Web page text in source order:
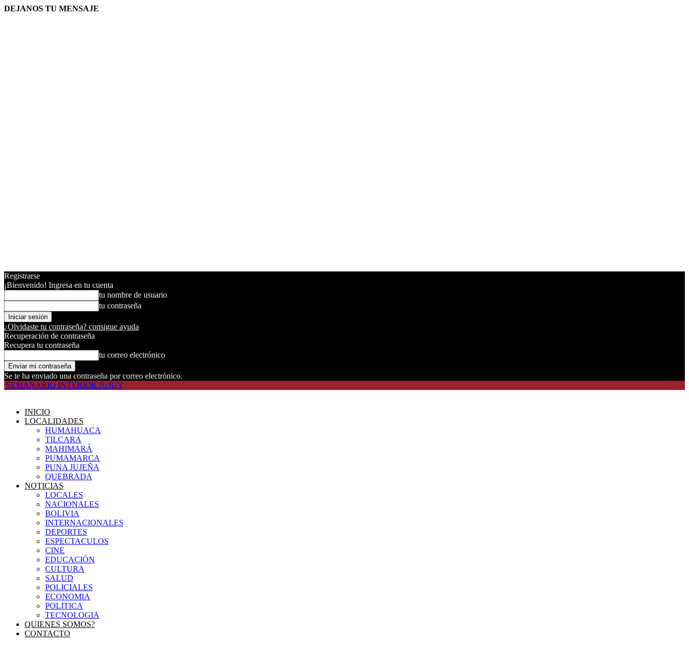
DEJANOS TU MENSAJE
Registrarse
¡Bienvenido! Ingresa en tu cuenta
tu nombre de usuario
tu contraseña
¿Olvidaste tu contraseña? consigue ayuda
Recuperación de contraseña
Recupera tu contraseña
tu correo electrónico
Se te ha enviado una contraseña por correo electrónico.
SEMANARIO INTERIOR JUJUY
INICIO
LOCALIDADES
HUMAHUACA
TILCARA
MAHIMARÁ
PUMAMARCA
PUNA JUJEÑA
QUEBRADA
NOTICIAS
LOCALES
NACIONALES
BOLIVIA
INTERNACIONALES
DEPORTES
ESPECTACULOS
CINE
EDUCACIÓN
CULTURA
SALUD
POLICIALES
ECONOMIA
POLITICA
TECNOLOGIA
QUIENES SOMOS?
CONTACTO